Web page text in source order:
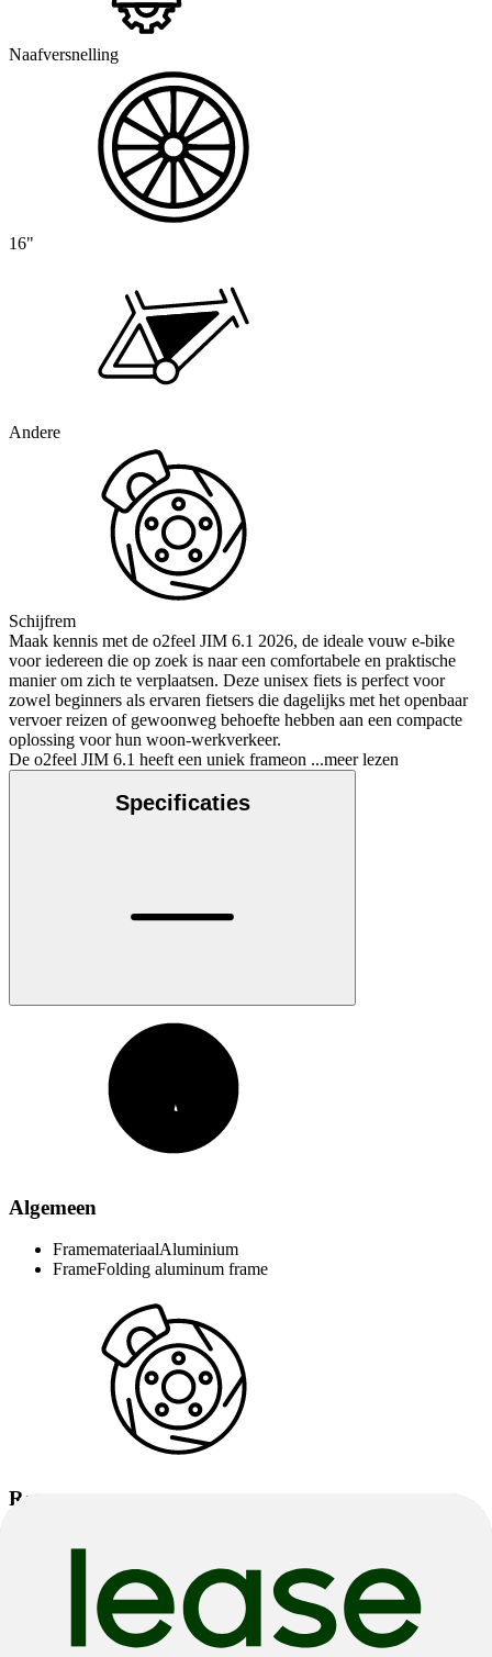
Naafversnelling
16"
Andere
Schijfrem
Maak kennis met de o2feel JIM 6.1 2026, de ideale vouw e-bike
voor iedereen die op zoek is naar een comfortabele en praktische
manier om zich te verplaatsen. Deze unisex fiets is perfect voor
zowel beginners als ervaren fietsers die dagelijks met het openbaar
vervoer reizen of gewoonweg behoefte hebben aan een compacte
oplossing voor hun woon-werkverkeer.
De o2feel JIM 6.1 heeft een uniek frameon ...meer lezen
Specificaties
Algemeen
FramemateriaalAluminium
FrameFolding aluminum frame
Remmen
RemgrepenShimano MT200 hydraulic brake levers